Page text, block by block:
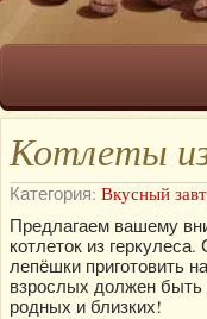
Котлеты из
Категория: Вкусный
Предлагаем вашему
котлеток из
лепёшки приготовить
взрослых должен быть
родных и близких!